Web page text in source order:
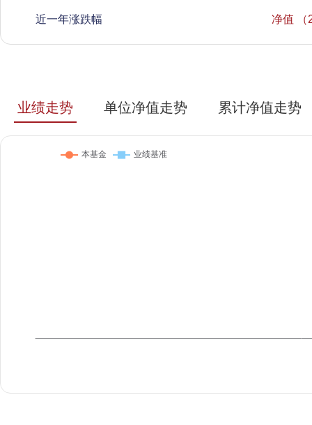
近一年涨跌幅 净值 （
业绩走势 单位净值走势 累计净值走势